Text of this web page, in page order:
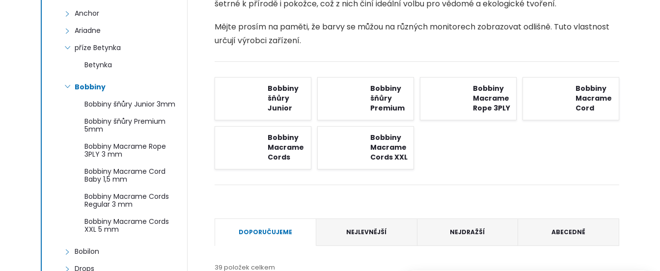
Anchor
Ariadne
příze Betynka
Betynka
Bobbiny
Bobbiny šňůry Junior 3mm
Bobbiny šňůry Premium
5mm
Bobbiny Macrame Rope
3PLY 3 mm
Bobbiny Macrame Cord
Baby 1,5 mm
Bobbiny Macrame Cords
Regular 3 mm
Bobbiny Macrame Cords
XXL 5 mm
Bobilon
Drops
šetrné k přírodě i pokožce, což z nich činí ideální volbu pro vědomé a ekologické tvoření.
Mějte prosím na paměti, že barvy se můžou na různých monitorech zobrazovat odlišně. Tuto vlastnost
určují výrobci zařízení.
Bobbiny
šňůry
Junior
3mm
Bobbiny
šňůry
Premium
5mm
Bobbiny
Macrame
Rope 3PLY
3 mm
Bobbiny
Macrame
Cord
Baby 1,5
Bobbiny
Macrame
Cords
Regular 3
Bobbiny
Macrame
Cords XXL
5 mm
a
DOPORUČUJEME NEJLEVNĚJŠÍ NEJDRAŽŠÍ ABECEDNĚ
39 položek celkem